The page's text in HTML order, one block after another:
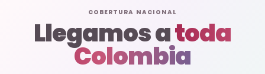
COBERTURA NACIONAL
Llegamos atoda
Colombia